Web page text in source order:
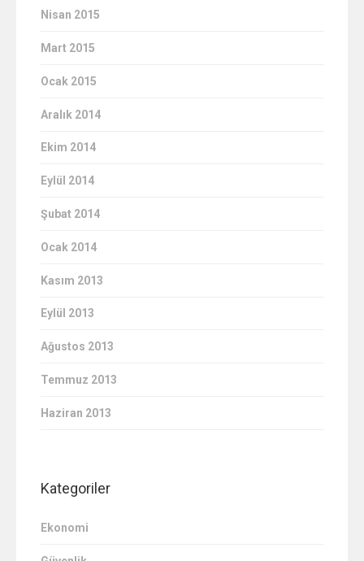
Nisan 2015
Mart 2015
Ocak 2015
Aralık 2014
Ekim 2014
Eylül 2014
Şubat 2014
Ocak 2014
Kasım 2013
Eylül 2013
Ağustos 2013
Temmuz 2013
Haziran 2013
Kategoriler
Ekonomi